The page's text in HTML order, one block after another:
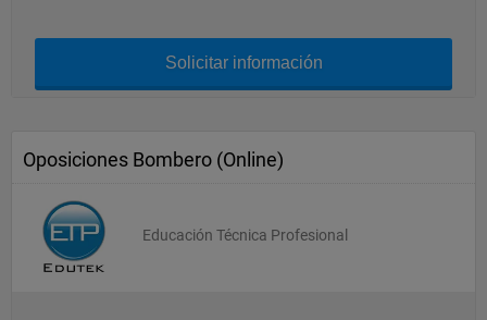
Solicitar información
Oposiciones Bombero (Online)
Educación Técnica Profesional